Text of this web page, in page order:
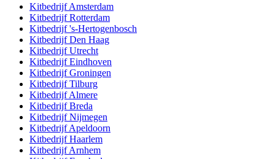
KitbedrijfAmsterdam
KitbedrijfRotterdam
Kitbedrijf's-Hertogenbosch
KitbedrijfDen Haag
KitbedrijfUtrecht
KitbedrijfEindhoven
KitbedrijfGroningen
KitbedrijfTilburg
KitbedrijfAlmere
KitbedrijfBreda
KitbedrijfNijmegen
KitbedrijfApeldoorn
KitbedrijfHaarlem
KitbedrijfArnhem